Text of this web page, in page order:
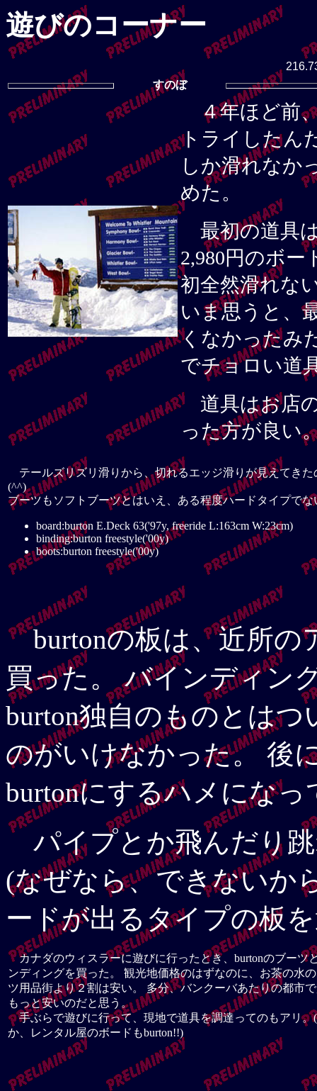
遊びのコーナー
すのぼ
４年ほど前
トライしたん
しか滑れなか
めた。
最初の道具
2,980円のボ
初全然滑れな
いま思うと、
くなかったみ
でチョロい道
道具はお店の
った方が良い
テールズリズリ滑りから、切れるエッジ滑りが見えてき
(^^)
ブーツもソフトブーツとはいえ、ある程度ハードタイプで
board:burton E.Deck 63('97y, freeride L:163cm W:23cm)
binding:burton freestyle('00y)
boots:burton freestyle('00y)
burtonの板は、近所の
買った。 バインディン
burton独自のものとは
のがいけなかった。 後
burtonにするハメにな
パイプとか飛んだり跳
(なぜなら、できないか
ードが出るタイプの板
カナダのウィスラーに遊びに行ったとき、burtonのブーツ
ンディングを買った。 観光地価格のはずなのに、お茶の水
ツ用品街より２割は安い。 多分、バンクーバあたりの都市
もっと安いのだと思う。
手ぶらで遊びに行って、現地で道具を調達ってのもアリ。
か、レンタル屋のボードもburton!!)